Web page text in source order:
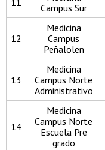
11
Campus Sur
12
Medicina
Campus
Peñalolen
13
Medicina
Campus Norte
Administrativo
14
Medicina
Campus Norte
Escuela Pre
grado